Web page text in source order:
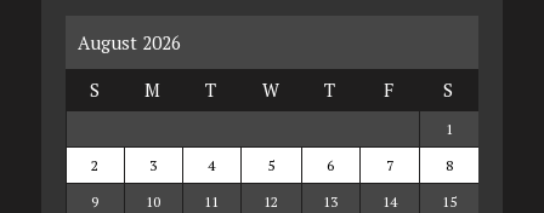
August 2026
S
M T W T F S
1
2
3 4 5 6 7
8
9
10 11 12 13 14
15